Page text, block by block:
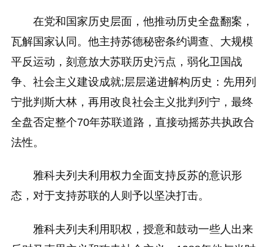
在党和国家历史层面，他推动历史全盘翻案，
瓦解国家认同。他主持苏德秘密条约调查、大规模
平反运动，刻意放大苏联历史污点，弱化卫国战
争、社会主义建设成就;层层递进解构历史：先用列
宁批判斯大林，再用改良社会主义批判列宁，最终
全盘否定整个70年苏联道路，直接动摇苏共执政合
法性。
雅科夫列夫利用权力全面支持反苏的意识形
态，对于支持苏联的人则予以坚决打击。
雅科夫列夫利用职权，授意和鼓动一些人出来